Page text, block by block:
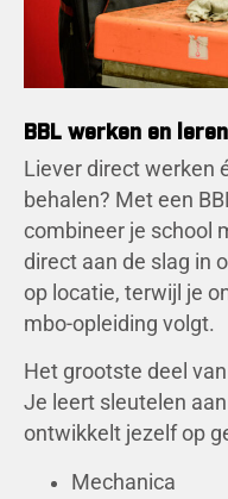
BBL werken en leren
Liever direct werken
behalen? Met een
combineer je school
direct aan de slag in
op locatie, terwijl je
mbo-opleiding volgt.
Het grootste deel
Je leert sleutelen
ontwikkelt jezelf op
Mechanica